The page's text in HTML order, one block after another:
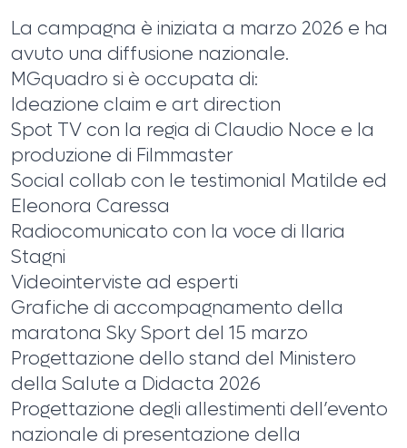
La campagna è iniziata a marzo 2026 e ha
avuto una diffusione nazionale.
MGquadro si è occupata di:
Ideazione claim e art direction
Spot TV con la regia di Claudio Noce e la
produzione di Filmmaster
Social collab con le testimonial Matilde ed
Eleonora Caressa
Radiocomunicato con la voce di Ilaria
Stagni
Videointerviste ad esperti
Grafiche di accompagnamento della
maratona Sky Sport del 15 marzo
Progettazione dello stand del Ministero
della Salute a Didacta 2026
Progettazione degli allestimenti dell’evento
nazionale di presentazione della